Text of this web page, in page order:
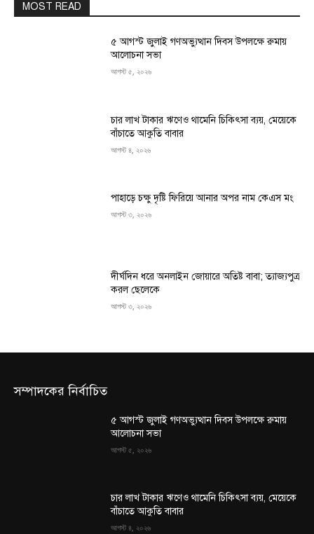
MOST READ
৫ আগস্ট জুলাই গণঅভ্যুত্থান দিবস উপলক্ষে রুমায়
আলোচনা সভা
আগস্ট ৫, ২০২৬
চার লাখ টাকার ঋণেও থামেনি চিকিৎসা ব্যয়, মেয়েকে
বাঁচাতে আকুতি বাবার
আগস্ট ৪, ২০২৬
পাহাড়ে চক্ষু দৃষ্টি ফিরিয়ে আনার অপর নাম কেএস মং
আগস্ট ৩, ২০২৬
দীর্ঘদিন ধরে অনলাইন জোয়ারে অতিষ্ট বাবা; ত্যাজ্যপুত্র
করল ছেলেকে
আগস্ট ৩, ২০২৬
সম্পাদকের নির্বাচিত
৫ আগস্ট জুলাই গণঅভ্যুত্থান দিবস উপলক্ষে রুমায়
আলোচনা সভা
আগস্ট ৫, ২০২৬
চার লাখ টাকার ঋণেও থামেনি চিকিৎসা ব্যয়, মেয়েকে
বাঁচাতে আকুতি বাবার
আগস্ট ৪, ২০২৬